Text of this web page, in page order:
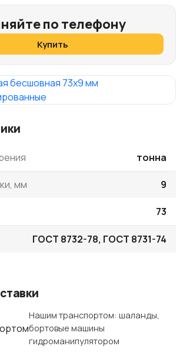
по телефону
Купить
тонна
мм 9
73
ГОСТ 8732-78, ГОСТ 8731-74
Нашим транспортом: шаланды,
бортовые машины
гидроманипулятором